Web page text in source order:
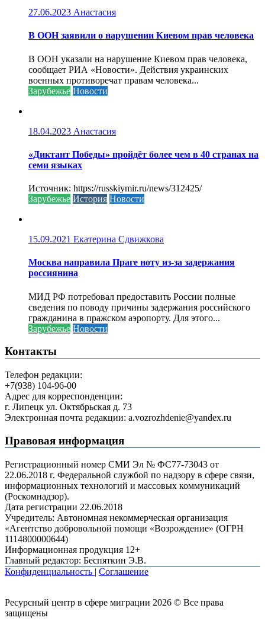
27.06.2023 Анастасия
В ООН заявили о нарушении Киевом прав человека
В ООН указали на нарушение Киевом прав человека,
сообщает РИА «Новости». Действия украинских
военных противоречат правам человека...
Зарубежье Новости
18.04.2023 Анастасия
«Диктант Победы» пройдёт более чем в 40 странах на
семи языках
Источник: https://russkiymir.ru/news/312425/
Зарубежье История Новости
15.09.2021 Екатерина Сдвижкова
Москва направила Праге ноту из-за задержания
россиянина
МИД РФ потребовал предоставить России полные
сведения по поводу причины задержания российского
гражданина в пражском аэропорту. Для этого...
Зарубежье Новости
Контакты
Телефон редакции:
+7(938) 104-96-00
Адрес для корреспонденции:
г. Липецк ул. Октябрьская д. 73
Электронная почта редакции: a.vozrozhdenie@yandex.ru
Правовая информация
Регистрационный номер СМИ Эл № ФС77-73043 от
22.06.2018 г. Федеральной службой по надзору в сфере связи,
информационных технологий и массовых коммуникаций
(Роскомнадзор).
Дата регистрации 22.06.2018
Учредитель: Автономная некоммерческая организация
«Агентство добровольной помощи «Возрождение» (ОГРН
1114800000644)
Информационная продукция 12+
Главный редактор: Беспяткин Э.В.
Конфиденциальность | Соглашение
Ресурсный центр в сфере миграции 2026 © Все права
защищены